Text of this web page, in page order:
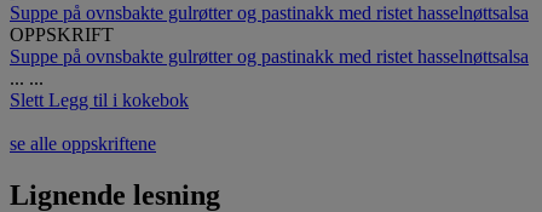
Suppe på ovnsbakte gulrøtter og pastinakk med ristet hasselnøttsalsa
OPPSKRIFT
Suppe på ovnsbakte gulrøtter og pastinakk med ristet hasselnøttsalsa
... ...
Slett Legg til i kokebok
se alle oppskriftene
Lignende lesning